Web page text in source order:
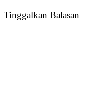
Tinggalkan Balasan